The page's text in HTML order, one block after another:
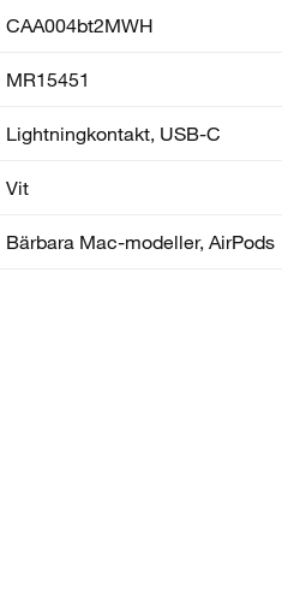
CAA004bt2MWH
MR15451
Lightningkontakt, USB-C
Vit
Bärbara Mac-modeller, AirPods